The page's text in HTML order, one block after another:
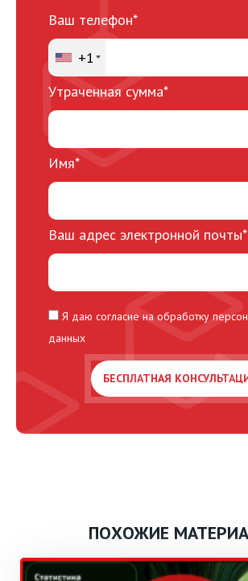
Ваш телефон*
+1
Утраченная сумма*
Имя*
Ваш адрес электронной почты*
Я даю согласие на обработку
данных
ПОХОЖИЕ